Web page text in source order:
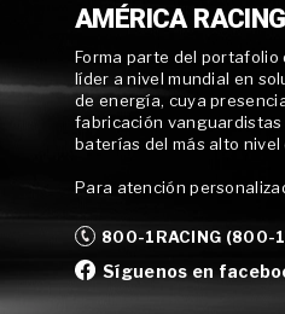
AMÉRICA RACING
Forma parte del portafolio
líder a nivel mundial en
de energía, cuya
fabricación
baterías del más alto
Para atención
800-1RACING (800-
Síguenos en